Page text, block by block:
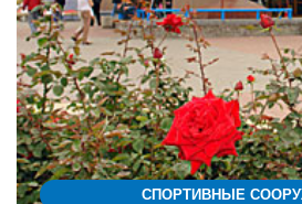
СПОРТИВНЫЕ